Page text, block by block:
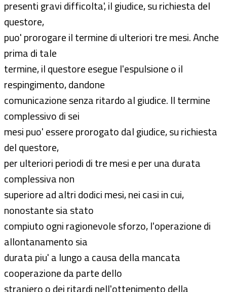
presenti gravi difficolta', il giudice, su richiesta del
questore,
puo' prorogare il termine di ulteriori tre mesi. Anche
prima di tale
termine, il questore esegue l'espulsione o il
respingimento, dandone
comunicazione senza ritardo al giudice. Il termine
complessivo di sei
mesi puo' essere prorogato dal giudice, su richiesta
del questore,
per ulteriori periodi di tre mesi e per una durata
complessiva non
superiore ad altri dodici mesi, nei casi in cui,
nonostante sia stato
compiuto ogni ragionevole sforzo, l'operazione di
allontanamento sia
durata piu' a lungo a causa della mancata
cooperazione da parte dello
straniero o dei ritardi nell'ottenimento della